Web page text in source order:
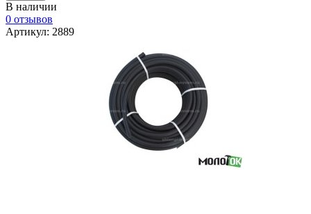
В наличии
0 отзывов
Артикул: 2889